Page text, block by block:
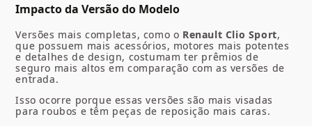
Impacto da Versão do Modelo
Versões mais completas, como o Renault Clio Sport,
que possuem mais acessórios, motores mais potentes
e detalhes de design, costumam ter prêmios de
seguro mais altos em comparação com as versões de
entrada.
Isso ocorre porque essas versões são mais visadas
para roubos e têm peças de reposição mais caras.